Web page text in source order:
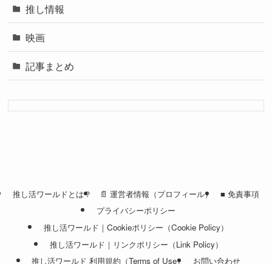
推し情報
映画
記事まとめ
推し活ワールドとは？ 📄 運営者情報（プロフィール）
■ 免責事項
プライバシーポリシー
推し活ワールド｜Cookieポリシー（Cookie Policy）
推し活ワールド｜リンクポリシー（Link Policy）
推し活ワールド 利用規約（Terms of Use）
お問い合わせ